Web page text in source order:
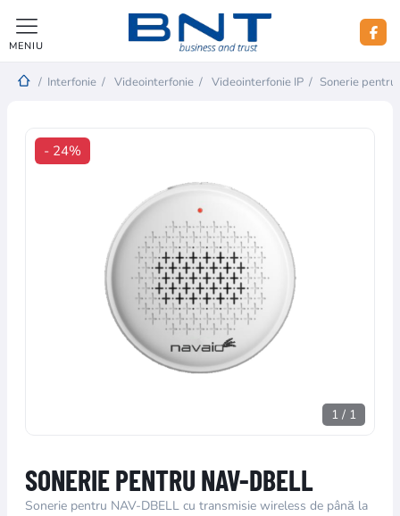
MENIU
/ Interfonie / Videointerfonie / Videointerfonie IP / Sonerie
1 / 1
- 24%
SONERIE PENTRU NAV-DBELL
Sonerie pentru NAV-DBELL cu transmisie wireless de până la